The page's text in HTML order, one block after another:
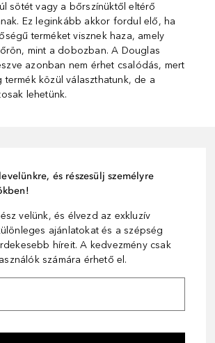
sötét vagy a bőrszínüktől eltérő
Ez leginkább akkor fordul elő, ha
terméket visznek haza, amely
mint a dobozban. A Douglas
azonban nem érhet csalódás, mert
termék közül választhatunk, de a
lehetünk.
és részesülj személyre
velünk, és élvezd az exkluzív
ajánlatokat és a szépség
híreit. A kedvezmény csak
számára érhető el.